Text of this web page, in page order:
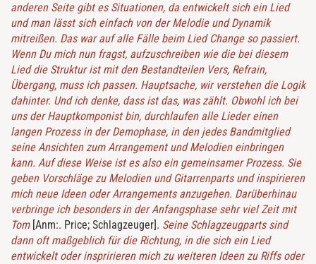
anderen Seite gibt es Situationen, da entwickelt sich ein Lied
und man lässt sich einfach von der Melodie und Dynamik
mitreißen. Das war auf alle Fälle beim Lied Change so passiert.
Wenn Du mich nun fragst, aufzuschreiben wie die bei diesem
Lied die Struktur ist mit den Bestandteilen Vers, Refrain,
Übergang, muss ich passen. Hauptsache, wir verstehen die Logik
dahinter. Und ich denke, dass ist das, was zählt. Obwohl ich bei
uns der Hauptkomponist bin, durchlaufen alle Lieder einen
langen Prozess in der Demophase, in den jedes Bandmitglied
seine Ansichten zum Arrangement und Melodien einbringen
kann. Auf diese Weise ist es also ein gemeinsamer Prozess. Sie
geben Vorschläge zu Melodien und Gitarrenparts und inspirieren
mich neue Ideen oder Arrangements anzugehen. Darüberhinau
verbringe ich besonders in der Anfangsphase sehr viel Zeit mit
Tom [Anm:. Price; Schlagzeuger]. Seine Schlagzeugparts sind
dann oft maßgeblich für die Richtung, in die sich ein Lied
entwickelt oder inspririeren mich zu weiteren Ideen zu Riffs oder